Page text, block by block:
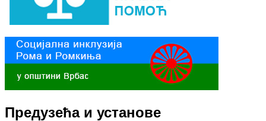
Предузећа и установе